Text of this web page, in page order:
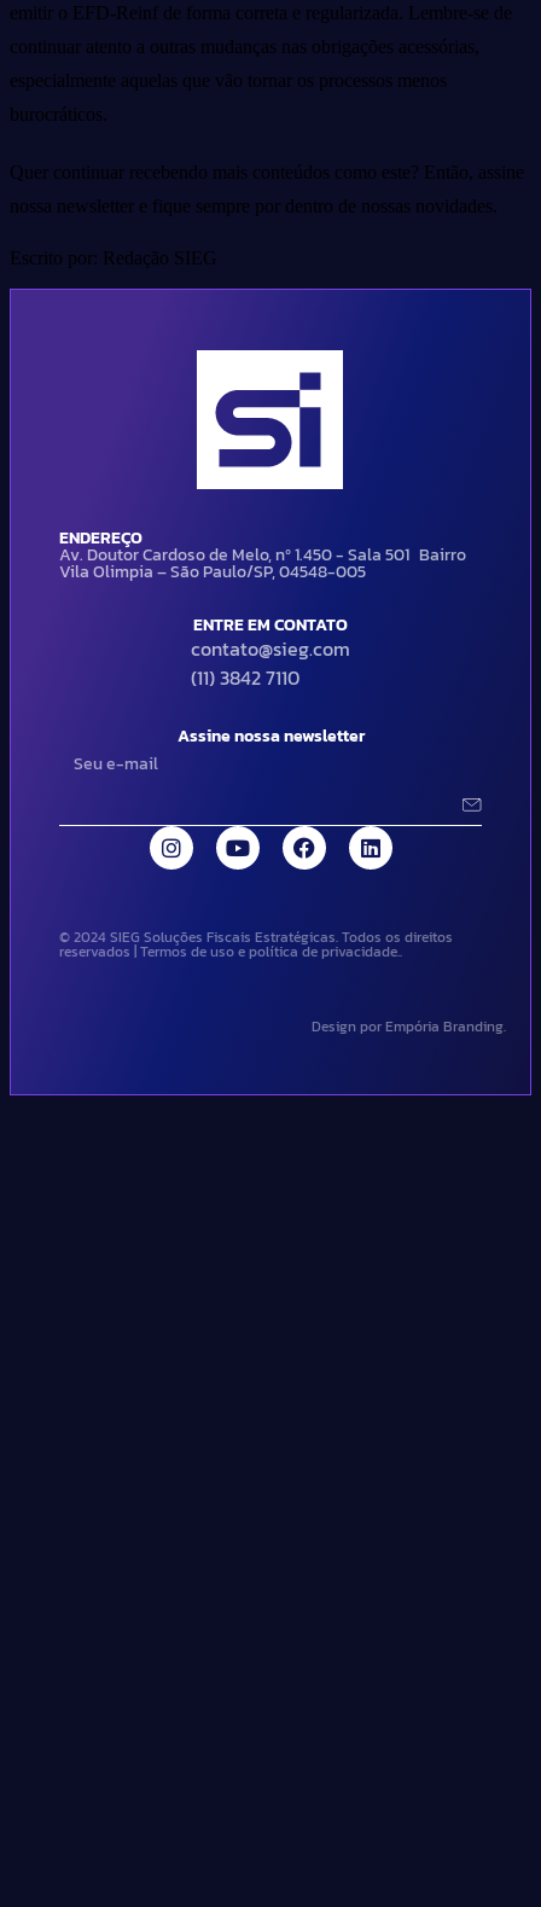
emitir o EFD-Reinf de forma correta e regularizada. Lembre-se de
continuar atento a outras mudanças nas obrigações acessórias,
especialmente aquelas que vão tornar os processos menos
burocráticos.
Quer continuar recebendo mais conteúdos como este? Então, assine
nossa newsletter e fique sempre por dentro de nossas novidades.
Escrito por: Redação SIEG
ENDEREÇO
Av. Doutor Cardoso de Melo, nº 1.450 - Sala 501 Bairro
Vila Olimpia – São Paulo/SP, 04548-005
ENTRE EM CONTATO
contato@sieg.com
(11) 3842 7110
Assine nossa newsletter
© 2024 SIEG Soluções Fiscais Estratégicas. Todos os direitos
reservados | Termos de uso e política de privacidade..
Design por Empória Branding.